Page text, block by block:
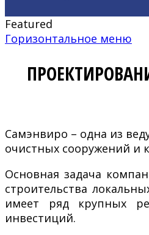
Featured
Горизонтальное меню
Самэнвиро – одна из
очистных сооружений и
Основная задача
строительства
имеет ряд крупных
инвестиций.